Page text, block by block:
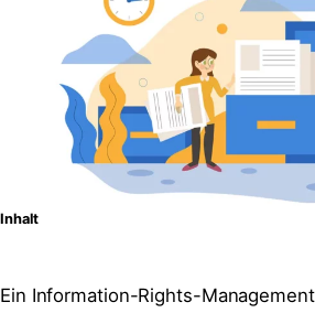
Inhalt
Ein Information-Rights-